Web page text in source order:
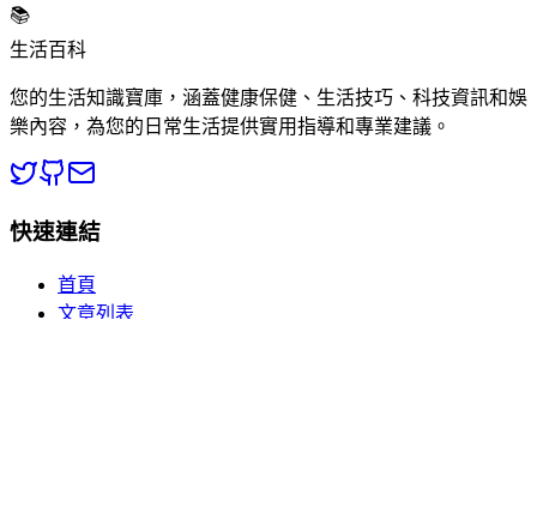
📚
生活百科
您的生活知識寶庫，涵蓋健康保健、生活技巧、科技資訊和娛
樂內容，為您的日常生活提供實用指導和專業建議。
快速連結
首頁
文章列表